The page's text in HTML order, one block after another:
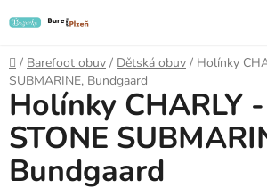
na
obsah
Domů
/ Barefoot obuv / Dětská obuv / Holínky
SUBMARINE, Bundgaard
Holínky CHARLY
STONE
Bundgaard